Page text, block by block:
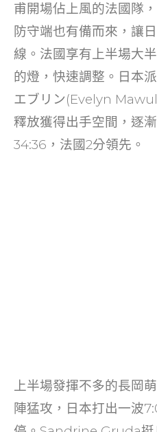
甫開場佔上風的法國隊
防守端也有備而來，讓
線。法國享有上半場大
的燈，快速調整。日本
エブリン(Evelyn
釋放獲得出手空間，逐
34:36，法國2分領先。
上半場發揮不多的長岡
陣猛攻，日本打出一波